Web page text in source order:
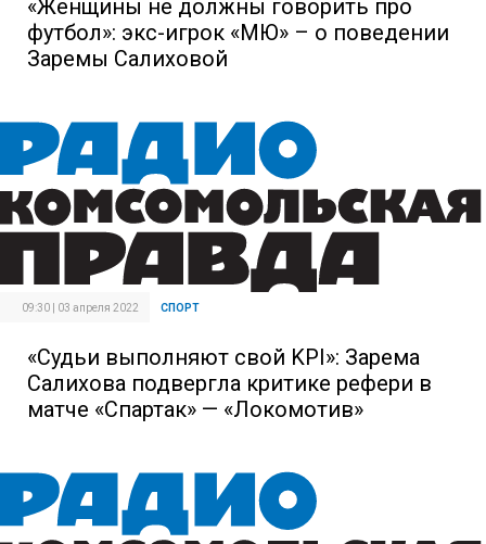
«Женщины не должны говорить про
футбол»: экс-игрок «МЮ» – о поведении
Заремы Салиховой
09:30 | 03 апреля 2022 СПОРТ
«Судьи выполняют свой KPI»: Зарема
Салихова подвергла критике рефери в
матче «Спартак» — «Локомотив»